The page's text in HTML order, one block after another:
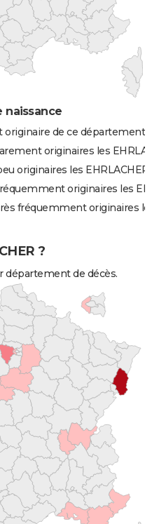
naissance
originaire de ce département
originaires les
originaires les EHRLACHER
originaires les
fréquemment originaires
?
département de décès.